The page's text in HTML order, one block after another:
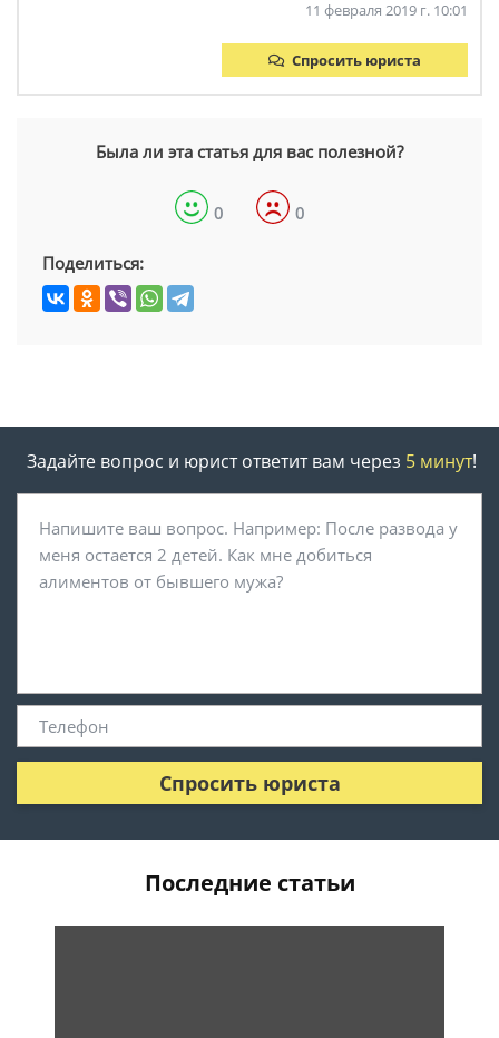
11 февраля 2019 г. 10:01
Спросить юриста
Была ли эта статья для вас полезной?
0 0
Поделиться:
Задайте вопрос и юрист ответит вам через 5 минут!
Спросить юриста
Последние статьи